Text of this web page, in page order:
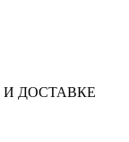
ДОСТАВКЕ